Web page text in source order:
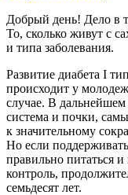
Добрый день! Дело в
То, сколько живут с
и типа заболевания.
Развитие диабета I
происходит у
случае. В дальнейшем
система и почки,
к значительному
Но если
правильно питаться
контроль,
семьдесят лет.